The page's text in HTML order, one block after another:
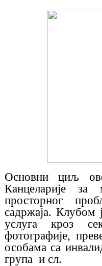
Основни циљ
Канцеларије
просторног
садржаја. Клубом
услуга кроз
фотографије,
особама са
група и сл.